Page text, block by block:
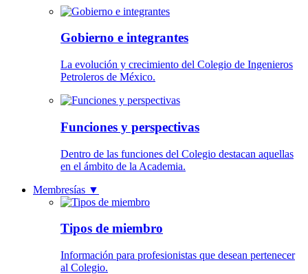
Gobierno e integrantes
La evolución y crecimiento del Colegio de Ingenieros
Petroleros de México.
Funciones y perspectivas
Dentro de las funciones del Colegio destacan aquellas
en el ámbito de la Academia.
Membresías ▼
Tipos de miembro
Información para profesionistas que desean pertenecer
al Colegio.